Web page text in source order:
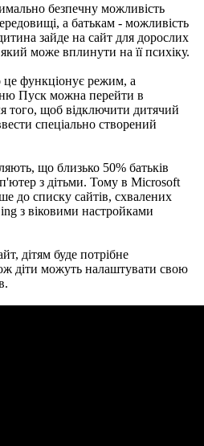
безпечну можливість
а батькам - можливість
зайде на сайт для дорослих
може вплинути на її психіку.
це функціонує режим, а
Пуск можна перейти в
того, щоб відключити дитячий
спеціально створений
що близько 50% батьків
з дітьми. Тому в Microsoft
до списку сайтів, схвалених
з віковими настройками
дітям буде потрібне
діти можуть налаштувати свою